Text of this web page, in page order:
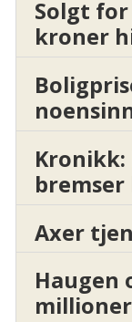
Solgt
kroner
Axer
Haugen
millioner